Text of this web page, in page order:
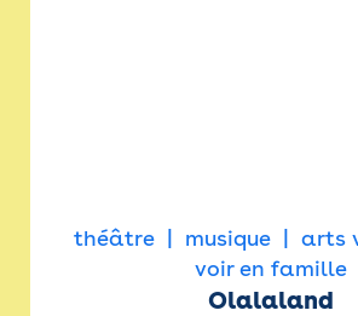
théâtre musique arts
voir en famille
Olalaland